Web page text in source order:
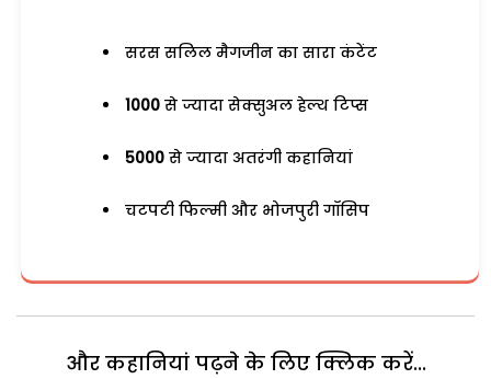
सरस सलिल मैगजीन का सारा कंटेंट
1000 से ज्यादा सेक्सुअल हेल्थ टिप्स
5000 से ज्यादा अतरंगी कहानियां
चटपटी फिल्मी और भोजपुरी गॉसिप
और कहानियां पढ़ने के लिए क्लिक करें...